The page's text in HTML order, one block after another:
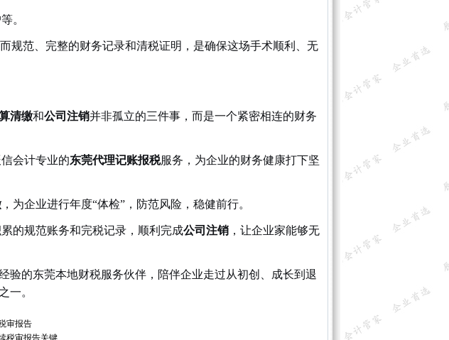
。
规范、完整的财务记录和清税证明，是确保这场手术顺利、无
清缴和公司注销并非孤立的三件事，而是一个紧密相连的财务
会计专业的东莞代理记账报税服务，为企业的财务健康打下坚
，为企业进行年度“体检”，防范风险，稳健前行。
的规范账务和完税记录，顺利完成公司注销，让企业家能够无
验的东莞本地财税服务伙伴，陪伴企业走过从初创、成长到退
一。
审报告
税审报告关键